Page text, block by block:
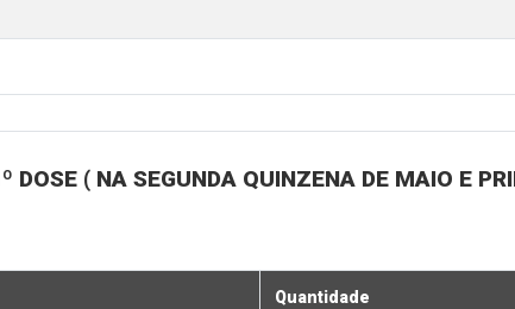
DOSE ( NA SEGUNDA QUINZENA DE MAIO E
Quantidade